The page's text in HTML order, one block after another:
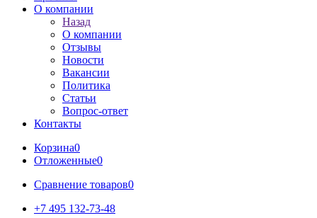
О компании
Назад
О компании
Отзывы
Новости
Вакансии
Политика
Статьи
Вопрос-ответ
Контакты
Корзина0
Отложенные0
Сравнение товаров0
+7 495 132-73-48